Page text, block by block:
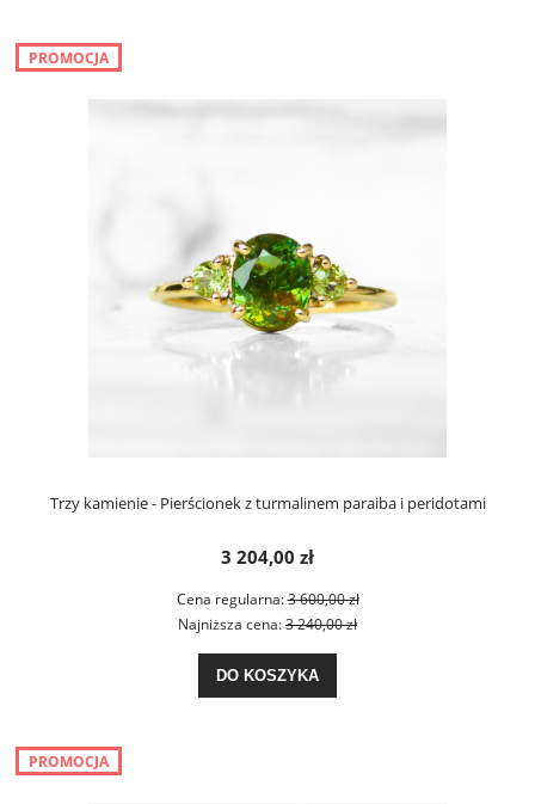
Trzy kamienie - Pierścionek z turmalinem paraiba i peridotami
3 204,00 zł
Cena regularna:3 600,00 zł
Najniższa cena:3 240,00 zł
DO KOSZYKA
PROMOCJA
PROMOCJA